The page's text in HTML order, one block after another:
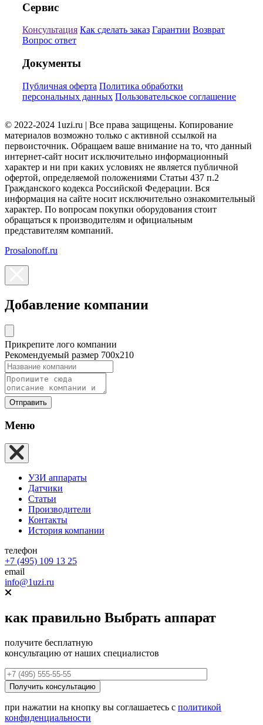
Сервис
Консультация Как сделать заказ Гарантии Возврат
Вопрос ответ
Документы
Публичная оферта Политика обработки
персональных данных Пользовательское соглашение
© 2022-2024 1uzi.ru | Все права защищены. Копирование
материалов возможно только с активной ссылкой на
первоисточник. Обращаем ваше внимание на то, что данный
интернет-сайт носит исключительно информационный
характер и ни при каких условиях не является публичной
офертой, определяемой положениями Статьи 437 п.2
Гражданского кодекса Российской Федерации. Вся
информация на сайте носит исключительно ознакомительный
характер. По вопросам покупки оборудования стоит
обращаться к производителям и официальным
представителям компаний.
Prosalonoff.ru
Добавление компании
Прикрепите лого компании
Рекомендуемый размер 700х210
Отправить
Меню
УЗИ аппараты
Датчики
Статьи
Производители
Контакты
История компании
телефон
+7 (495) 109 13 25
email
info@1uzi.ru
как правильно Выбрать аппарат
получите бесплатную
консультацию от наших специалистов
при нажатии на кнопку вы соглашаетесь с политикой
конфиденциальности